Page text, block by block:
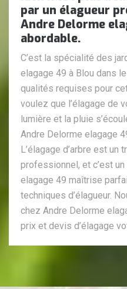
par un élagueur
Andre Delorme
abordable.
C’est la spécialité des
elagage 49 à Blou dans
qualités requises pour
voulez que l’élagage de
lumière et la pluie
Andre Delorme elagage
L’élagage d’arbre est un
professionnel, et c’est
elagage 49 maîtrise
techniques d’élagueur.
chez Andre Delorme
prix et devis d’élagage